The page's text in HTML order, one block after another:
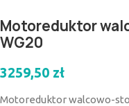
Motoreduktor
WG20
3259,50 zł
Motoreduktor walcowo-